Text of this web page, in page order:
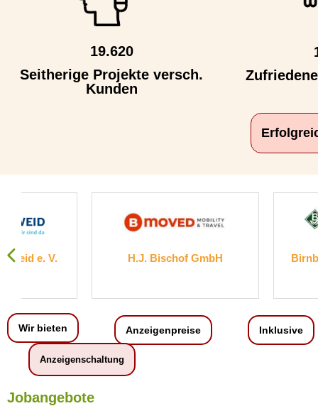
19.620
Seitherige Projekte versch.
Kunden
H.J. Bischof GmbH
Birnbaum
Wir bieten Anzeigenpreise Inklusive
Anzeigenschaltung
Jobangebote